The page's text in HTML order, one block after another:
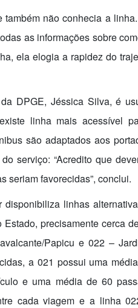
também não conhecia a
as informações sobre
ela elogia a rapidez do
DPGE, Jéssica Silva, é
linha mais acessível
são adaptados aos
serviço: “Acredito que
seriam favorecidas”, conclui.
linhas
precisamente cerca
Papicu e 022 –
a 021 possui uma
e uma média de 60
cada viagem e a linha